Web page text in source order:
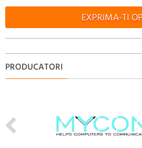
EXPRIMA-TI
PRODUCATORI